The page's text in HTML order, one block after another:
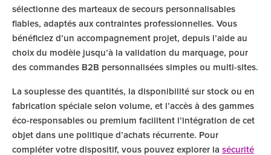
sélectionne des marteaux de secours personnalisables
fiables, adaptés aux contraintes professionnelles. Vous
bénéficiez d’un accompagnement projet, depuis l’aide au
choix du modèle jusqu’à la validation du marquage, pour
des commandes B2B personnalisées simples ou multi-sites.
La souplesse des quantités, la disponibilité sur stock ou en
fabrication spéciale selon volume, et l’accès à des gammes
éco-responsables ou premium facilitent l’intégration de cet
objet dans une politique d’achats récurrente. Pour
compléter votre dispositif, vous pouvez explorer la sécurité